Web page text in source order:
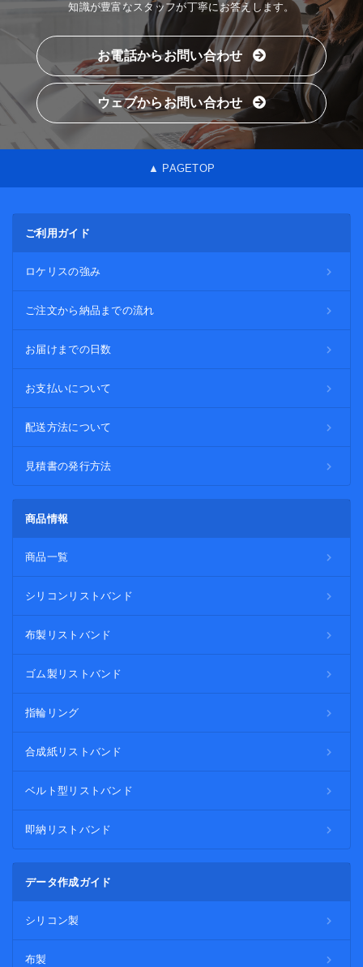
知識が豊富なスタッフが丁寧にお答えします。
お電話からお問い合わせ
ウェブからお問い合わせ
▲ PAGETOP
ご利用ガイド
ロケリスの強み
ご注文から納品までの流れ
お届けまでの日数
お支払いについて
配送方法について
見積書の発行方法
商品情報
商品一覧
シリコンリストバンド
布製リストバンド
ゴム製リストバンド
指輪リング
合成紙リストバンド
ベルト型リストバンド
即納リストバンド
データ作成ガイド
シリコン製
布製